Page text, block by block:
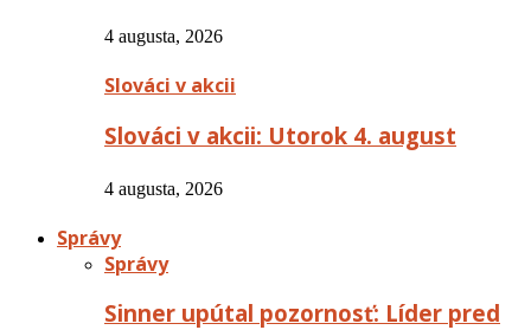
4 augusta, 2026
Slováci v akcii
Slováci v akcii: Utorok 4. august
4 augusta, 2026
Správy
Správy
Sinner upútal pozornosť: Líder pred